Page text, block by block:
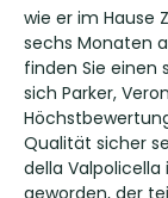
wie er im Hause
sechs Monaten
finden Sie einen
sich Parker,
Qualität sicher
della Valpolicella
geworden, der